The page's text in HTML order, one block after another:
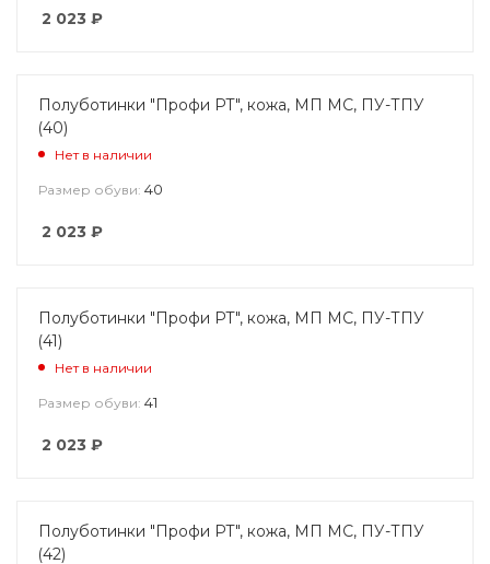
2 023 ₽
Полуботинки "Профи РТ", кожа, МП МС, ПУ-ТПУ
(40)
Нет в наличии
Размер обуви: 40
2 023 ₽
Полуботинки "Профи РТ", кожа, МП МС, ПУ-ТПУ
(41)
Нет в наличии
Размер обуви: 41
2 023 ₽
Полуботинки "Профи РТ", кожа, МП МС, ПУ-ТПУ
(42)